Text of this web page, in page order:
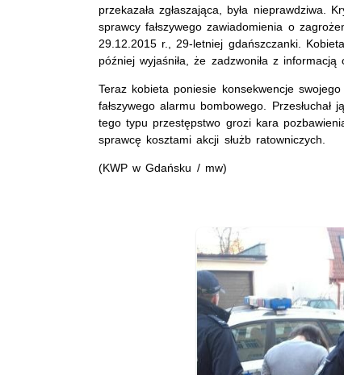
przekazała zgłaszająca, była nieprawdziwa.
sprawcy fałszywego zawiadomienia o
29.12.2015 r., 29-letniej gdańszczanki.
później wyjaśniła, że zadzwoniła z informacją
Teraz kobieta poniesie konsekwencje
fałszywego alarmu bombowego.
tego typu przestępstwo grozi kara
sprawcę kosztami akcji służb ratowniczych.
(KWP w Gdańsku / mw)